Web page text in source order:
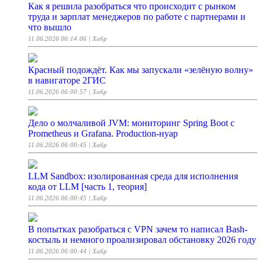
Как я решила разобраться что происходит с рынком
труда и зарплат менеджеров по работе с партнерами и
что вышло
11.06.2026 06:14:06 | Хабр
Красный подождёт. Как мы запускали «зелёную волну»
в навигаторе 2ГИС
11.06.2026 06:00:57 | Хабр
Дело о молчаливой JVM: мониторинг Spring Boot с
Prometheus и Grafana. Production-нуар
11.06.2026 06:00:45 | Хабр
LLM Sandbox: изолированная среда для исполнения
кода от LLM [часть 1, теория]
11.06.2026 06:00:45 | Хабр
В попытках разобраться с VPN зачем то написал Bash-
костыль и немного проализировал обстановку 2026 году
11.06.2026 06:00:44 | Хабр